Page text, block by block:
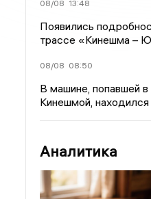
08/08 13:48
Появились
трассе «Кинешма –
08/08 08:50
В машине, попавшей
Кинешмой,
Аналитика